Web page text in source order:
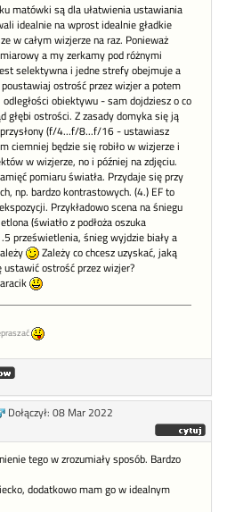
matówki są dla ułatwienia ustawiania
idealnie na wprost idealnie gładkie
w całym wizjerze na raz. Ponieważ
a my zerkamy pod różnymi
selektywna i jedne strefy obejmuje a
ostrość przez wizjer a potem
obiektywu - sam dojdziesz o co
głębi ostrości. Z zasady domyka się ją
(f/4...f/8...f/16 - ustawiasz
ciemniej będzie się robiło w wizjerze i
w wizjerze, no i później na zdjęciu.
pomiaru światła. Przydaje się przy
np. bardzo kontrastowych. (4.) EF to
Przykładowo scena na śniegu
(światło z podłoża oszuka
prześwietlenia, śnieg wyjdzie biały a
Zależy co chcesz uzyskać, jaką
ustawić ostrość przez wizjer?
Dołączył: 08 Mar 2022
tego w zrozumiały sposób. Bardzo
dodatkowo mam go w idealnym